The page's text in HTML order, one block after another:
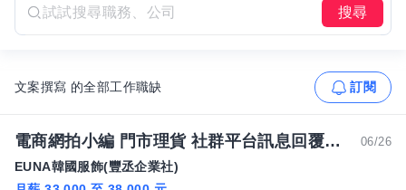
搜尋
文案撰寫 的全部工作職缺 訂閱
06/26
電商網拍小編 門市理貨 社群平台訊息回覆客服小幫手
EUNA韓國服飾(豐丞企業社)